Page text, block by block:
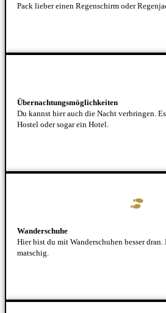
Pack lieber einen Regenschirm oder
Übernachtungsmöglichkeiten
Du kannst hier auch die Nacht verbringen.
Hostel oder sogar ein Hotel.
Wanderschuhe
Hier bist du mit Wanderschuhen besser
matschig.